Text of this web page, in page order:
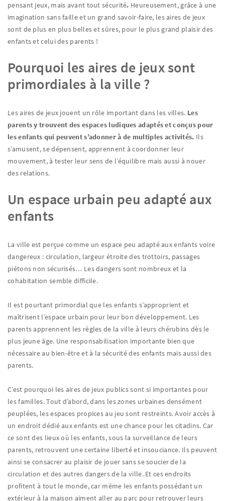
pensant jeux, mais avant tout sécurité. Heureusement, grâce à une
imagination sans faille et un grand savoir-faire, les aires de jeux
sont de plus en plus belles et sûres, pour le plus grand plaisir des
enfants et celui des parents !
Pourquoi les aires de jeux sont
primordiales à la ville ?
Les aires de jeux jouent un rôle important dans les villes. Les
parents y trouvent des espaces ludiques adaptés et conçus pour
les enfants qui peuvent s’adonner à de multiples activités. Ils
s’amusent, se dépensent, apprennent à coordonner leur
mouvement, à tester leur sens de l’équilibre mais aussi à nouer
des relations.
Un espace urbain peu adapté aux
enfants
La ville est perçue comme un espace peu adapté aux enfants voire
dangereux : circulation, largeur étroite des trottoirs, passages
piétons non sécurisés… Les dangers sont nombreux et la
cohabitation semble difficile.
Il est pourtant primordial que les enfants s’approprient et
maîtrisent l’espace urbain pour leur bon développement. Les
parents apprennent les règles de la ville à leurs chérubins dès le
plus jeune âge. Une responsabilisation importante bien que
nécessaire au bien-être et à la sécurité des enfants mais aussi des
parents.
C’est pourquoi les aires de jeux publics sont si importantes pour
les familles. Tout d’abord, dans les zones urbaines densément
peuplées, les espaces propices au jeu sont restreints. Avoir accès à
un endroit dédié aux enfants est une chance pour les citadins. Car
ce sont des lieux où les enfants, sous la surveillance de leurs
parents, retrouvent une certaine liberté et insouciance. Ils peuvent
ainsi se consacrer au plaisir de jouer sans se soucier de la
circulation et des autres dangers de la ville. Et ces endroits
profitent à tout le monde, car même les enfants possédant un
extérieur à la maison aiment aller au parc pour retrouver leurs